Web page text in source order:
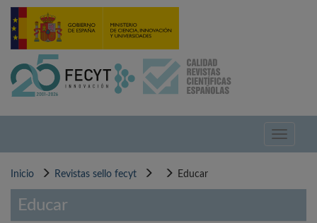
Pasar
contenido
Toggle
Inicio Revistas sello fecyt Educar
Educar